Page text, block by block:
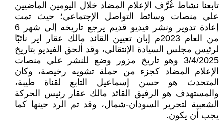
تابعنا نشاط غُرَّف الإعلام المضاد خلال اليومين الماضيين
علي منصات وسائط التواصل الإجتماعي؛ حيث تمت
إعادة تدوير ونشر فيديو قديم يرجع تاريخه إلي شهر 6
من العام 2023م إبان تعيين القائد مالك عقار اير نائبًا
لرئيس مجلس السيادة الإنتقالي، وقد ألحق الفيديو بتاريخ
3/4/2025 وهو تاريخ مزور وضع للنشر علي منصات
الإعلام المضاد كجزء من حملة تشويه رخيصة، وكان
المتحدث هو حسن إسماعيل التابع لقناة طيبة،
والمستهدف هو الرفيق القائد مالك عقار رئيس الحركة
الشعبية لتحرير السودان-شمال، وقد تم الرد حينها كما
يجب أن يكون.